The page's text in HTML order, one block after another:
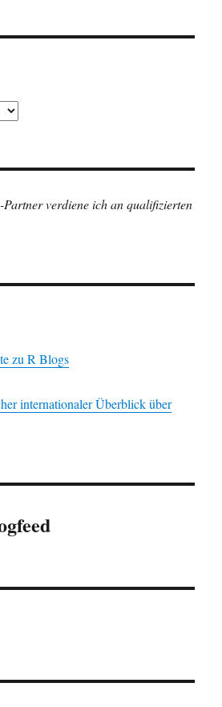
verdiene ich an qualifizierten
zu R Blogs
internationaler Überblick über